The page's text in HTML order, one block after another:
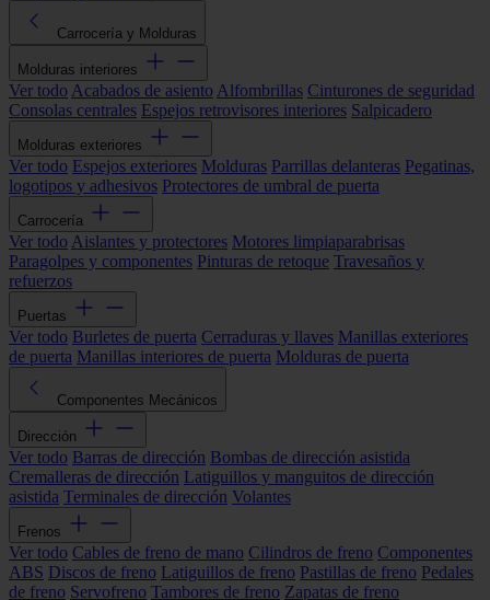
Carrocería y Molduras
Molduras interiores
Ver todo Acabados de asiento Alfombrillas Cinturones de seguridad
Consolas centrales Espejos retrovisores interiores Salpicadero
Molduras exteriores
Ver todo Espejos exteriores Molduras Parrillas delanteras Pegatinas,
logotipos y adhesivos Protectores de umbral de puerta
Carrocería
Ver todo Aislantes y protectores Motores limpiaparabrisas
Paragolpes y componentes Pinturas de retoque Travesaños y
refuerzos
Puertas
Ver todo Burletes de puerta Cerraduras y llaves Manillas exteriores
de puerta Manillas interiores de puerta Molduras de puerta
Componentes Mecánicos
Dirección
Ver todo Barras de dirección Bombas de dirección asistida
Cremalleras de dirección Latiguillos y manguitos de dirección
asistida Terminales de dirección Volantes
Frenos
Ver todo Cables de freno de mano Cilindros de freno Componentes
ABS Discos de freno Latiguillos de freno Pastillas de freno Pedales
de freno Servofreno Tambores de freno Zapatas de freno